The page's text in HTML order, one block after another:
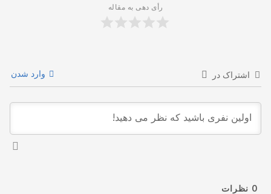
رأی دهی به مقاله
اشتراک در وارد شدن
0نظرات